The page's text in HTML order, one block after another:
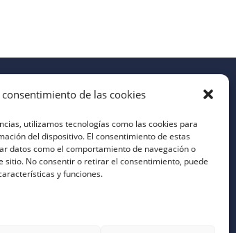
de las cookies
utilizamos tecnologías como las cookies para
del dispositivo. El consentimiento de estas
datos como el comportamiento de navegación o
sitio. No consentir o retirar el consentimiento, puede
y funciones.